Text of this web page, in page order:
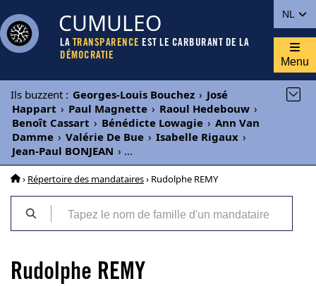
NL
CUMULEO
LA TRANSPARENCE EST LE CARBURANT DE LA
DÉMOCRATIE
Menu
Ils buzzent : Georges-Louis Bouchez › José
Happart › Paul Magnette › Raoul Hedebouw ›
Benoît Cassart › Bénédicte Lowagie › Ann Van
Damme › Valérie De Bue › Isabelle Rigaux ›
Jean-Paul BONJEAN › ...
› Répertoire des mandataires› Rudolphe REMY
Rudolphe REMY